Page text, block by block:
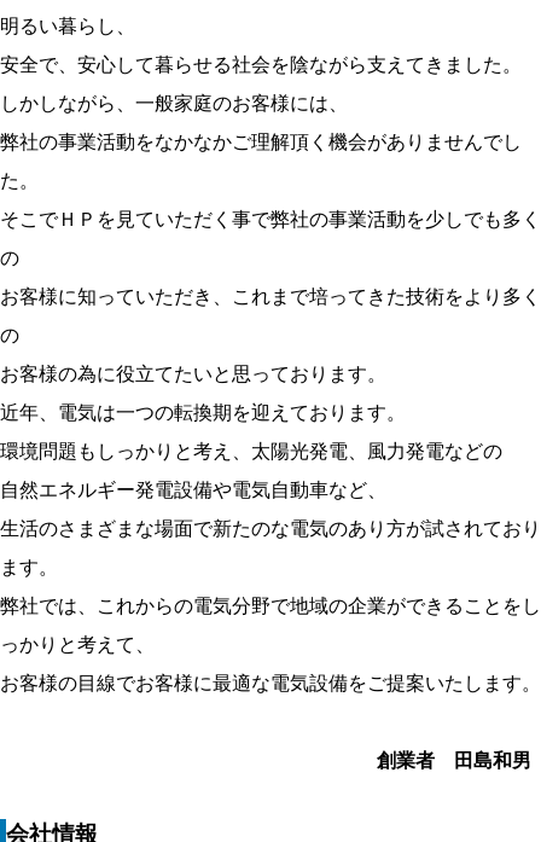
明るい暮らし、
安全で、安心して暮らせる社会を陰ながら支えてきました。
しかしながら、一般家庭のお客様には、
弊社の事業活動をなかなかご理解頂く機会がありませんでし
た。
そこでＨＰを見ていただく事で弊社の事業活動を少しでも多く
の
お客様に知っていただき、これまで培ってきた技術をより多く
の
お客様の為に役立てたいと思っております。
近年、電気は一つの転換期を迎えております。
環境問題もしっかりと考え、太陽光発電、風力発電などの
自然エネルギー発電設備や電気自動車など、
生活のさまざまな場面で新たのな電気のあり方が試されており
ます。
弊社では、これからの電気分野で地域の企業ができることをし
っかりと考えて、
お客様の目線でお客様に最適な電気設備をご提案いたします。
創業者 田島和男
会社情報